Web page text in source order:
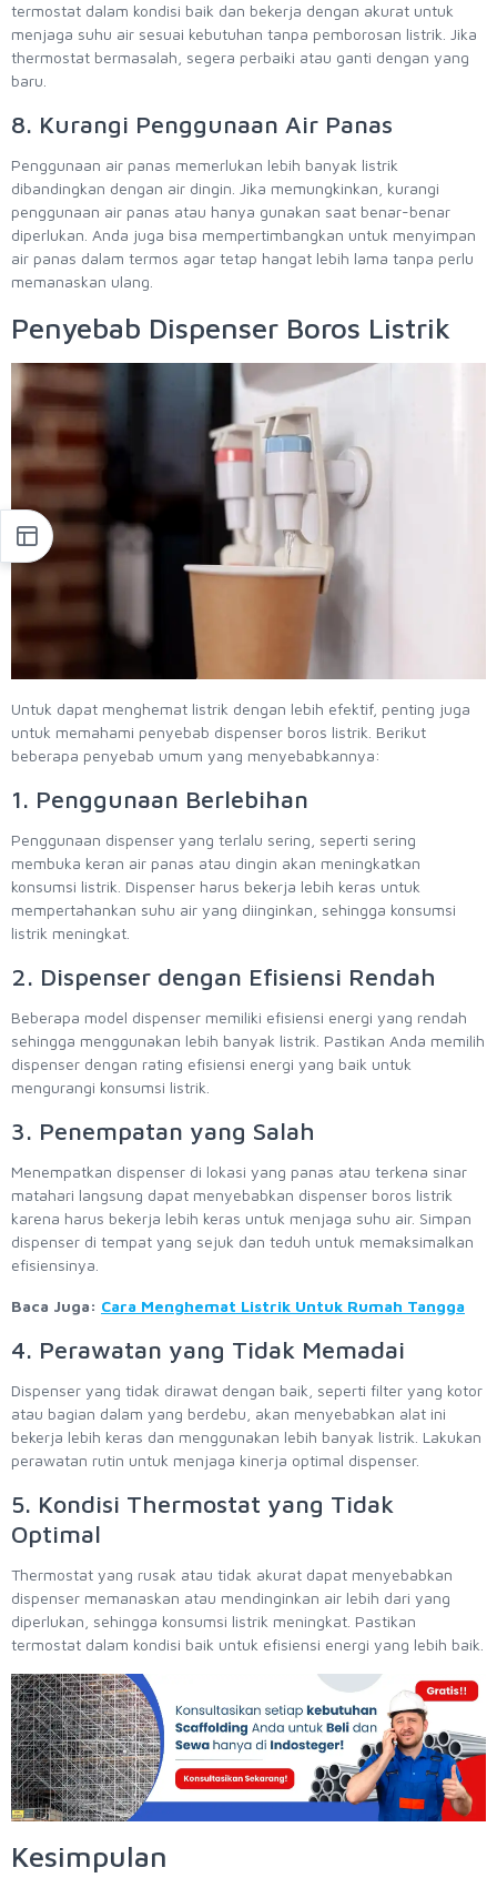
termostat dalam kondisi baik dan bekerja dengan akurat untuk
menjaga suhu air sesuai kebutuhan tanpa pemborosan listrik. Jika
thermostat bermasalah, segera perbaiki atau ganti dengan yang
baru.
8. Kurangi Penggunaan Air Panas
Penggunaan air panas memerlukan lebih banyak listrik
dibandingkan dengan air dingin. Jika memungkinkan, kurangi
penggunaan air panas atau hanya gunakan saat benar-benar
diperlukan. Anda juga bisa mempertimbangkan untuk menyimpan
air panas dalam termos agar tetap hangat lebih lama tanpa perlu
memanaskan ulang.
Penyebab Dispenser Boros Listrik
Untuk dapat menghemat listrik dengan lebih efektif, penting juga
untuk memahami penyebab dispenser boros listrik. Berikut
beberapa penyebab umum yang menyebabkannya:
1. Penggunaan Berlebihan
Penggunaan dispenser yang terlalu sering, seperti sering
membuka keran air panas atau dingin akan meningkatkan
konsumsi listrik. Dispenser harus bekerja lebih keras untuk
mempertahankan suhu air yang diinginkan, sehingga konsumsi
listrik meningkat.
2. Dispenser dengan Efisiensi Rendah
Beberapa model dispenser memiliki efisiensi energi yang rendah
sehingga menggunakan lebih banyak listrik. Pastikan Anda memilih
dispenser dengan rating efisiensi energi yang baik untuk
mengurangi konsumsi listrik.
3. Penempatan yang Salah
Menempatkan dispenser di lokasi yang panas atau terkena sinar
matahari langsung dapat menyebabkan dispenser boros listrik
karena harus bekerja lebih keras untuk menjaga suhu air. Simpan
dispenser di tempat yang sejuk dan teduh untuk memaksimalkan
efisiensinya.
Baca Juga: Cara Menghemat Listrik Untuk Rumah Tangga
4. Perawatan yang Tidak Memadai
Dispenser yang tidak dirawat dengan baik, seperti filter yang kotor
atau bagian dalam yang berdebu, akan menyebabkan alat ini
bekerja lebih keras dan menggunakan lebih banyak listrik. Lakukan
perawatan rutin untuk menjaga kinerja optimal dispenser.
5. Kondisi Thermostat yang Tidak
Optimal
Thermostat yang rusak atau tidak akurat dapat menyebabkan
dispenser memanaskan atau mendinginkan air lebih dari yang
diperlukan, sehingga konsumsi listrik meningkat. Pastikan
termostat dalam kondisi baik untuk efisiensi energi yang lebih baik.
Kesimpulan